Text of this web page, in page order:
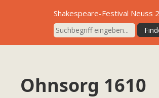
Shakespeare-Festival Neuss
Ohnsorg 1610